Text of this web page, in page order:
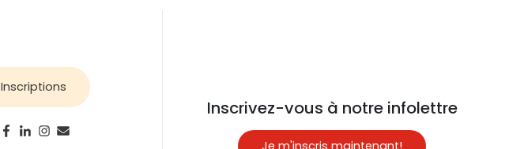
Inscriptions
Inscrivez-vous à notre infolettre